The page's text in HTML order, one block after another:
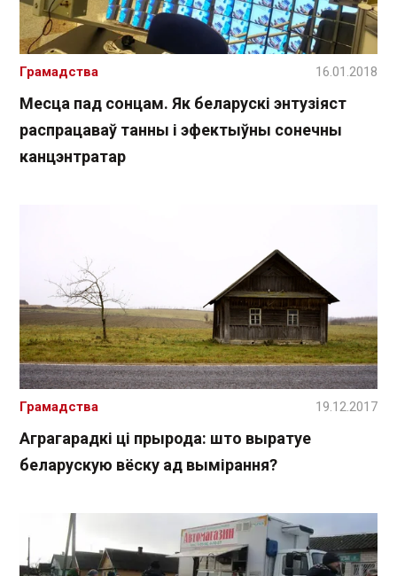
Месца пад сонцам. Як беларускі энтузіяст
распрацаваў танны і эфектыўны сонечны
канцэнтратар
Грамадства 16.01.2018
Аграгарадкі ці прырода: што выратуе
беларускую вёску ад вымірання?
Грамадства 19.12.2017